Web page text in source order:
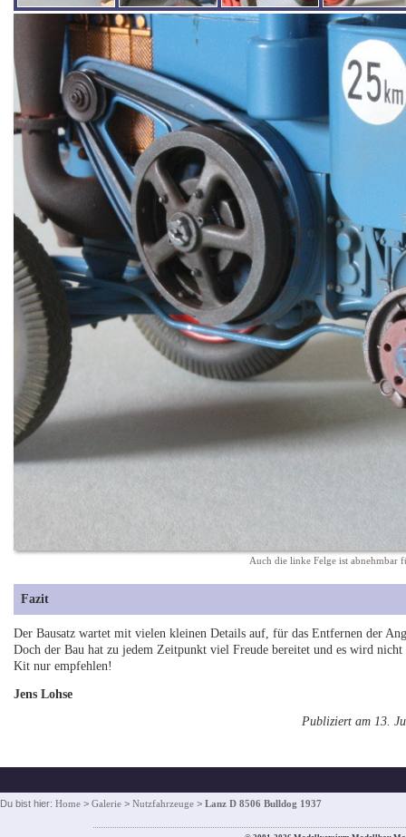
Auch die linke Felge ist abnehmbar
Fazit
Der Bausatz wartet mit vielen kleinen Details auf, für das Entfernen der
Doch der Bau hat zu jedem Zeitpunkt viel Freude bereitet und es wird
Kit nur empfehlen!
Jens Lohse
Publiziert am 13.
Du bist hier: Home > Galerie > Nutzfahrzeuge > Lanz D 8506 Bulldog 1937